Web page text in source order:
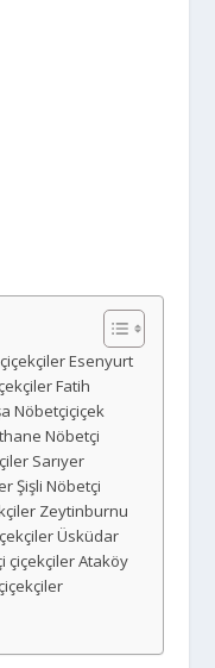
Esenyurt
Fatih
Nöbetçiçiçek
Nöbetçi
Sarıyer
Şişli Nöbetçi
Zeytinburnu
Üsküdar
çiçekçiler Ataköy